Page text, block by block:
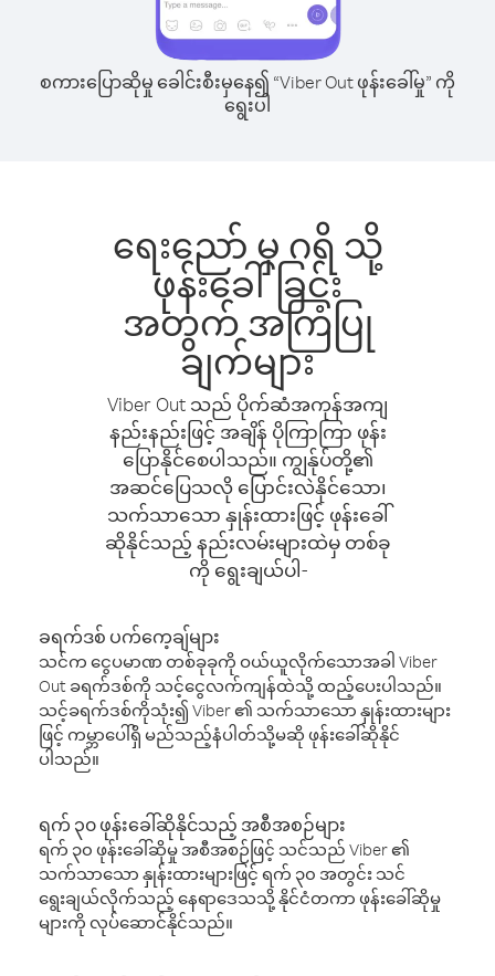
စကားပြောဆိုမှု ခေါင်းစီးမှနေ၍ “Viber Out ဖုန်းခေါ်မှု” ကို
ရွေးပါ
ရေးညော် မှ ဂရိ သို့
ဖုန်းခေါ်ခြင်း
အတွက် အကြံပြု
ချက်များ
Viber Out သည် ပိုက်ဆံအကုန်အကျ
နည်းနည်းဖြင့် အချိန် ပိုကြာကြာ ဖုန်း
ပြောနိုင်စေပါသည်။ ကျွန်ုပ်တို့၏
အဆင်ပြေသလို ပြောင်းလဲနိုင်သော၊
သက်သာသော နှုန်းထားဖြင့် ဖုန်းခေါ်
ဆိုနိုင်သည့် နည်းလမ်းများထဲမှ တစ်ခု
ကို ရွေးချယ်ပါ-
ခရက်ဒစ် ပက်ကေ့ချ်များ
သင်က ငွေပမာဏ တစ်ခုခုကို ဝယ်ယူလိုက်သောအခါ Viber
Out ခရက်ဒစ်ကို သင့်ငွေလက်ကျန်ထဲသို့ ထည့်ပေးပါသည်။
သင့်ခရက်ဒစ်ကိုသုံး၍ Viber ၏ သက်သာသော နှုန်းထားများ
ဖြင့် ကမ္ဘာပေါ်ရှိ မည်သည့်နံပါတ်သို့မဆို ဖုန်းခေါ်ဆိုနိုင်
ပါသည်။
ရက် ၃၀ ဖုန်းခေါ်ဆိုနိုင်သည့် အစီအစဉ်များ
ရက် ၃၀ ဖုန်းခေါ်ဆိုမှု အစီအစဉ်ဖြင့် သင်သည် Viber ၏
သက်သာသော နှုန်းထားများဖြင့် ရက် ၃၀ အတွင်း သင်
ရွေးချယ်လိုက်သည့် နေရာဒေသသို့ နိုင်ငံတကာ ဖုန်းခေါ်ဆိုမှု
များကို လုပ်ဆောင်နိုင်သည်။